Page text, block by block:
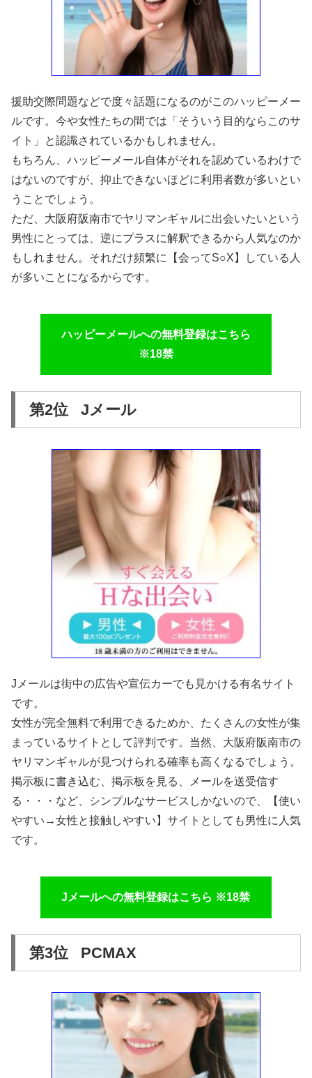
援助交際問題などで度々話題になるのがこのハッピーメー
ルです。今や女性たちの間では「そういう目的ならこのサ
イト」と認識されているかもしれません。
もちろん、ハッピーメール自体がそれを認めているわけで
はないのですが、抑止できないほどに利用者数が多いとい
うことでしょう。
ただ、大阪府阪南市でヤリマンギャルに出会いたいという
男性にとっては、逆にプラスに解釈できるから人気なのか
もしれません。それだけ頻繁に【会ってS○X】している人
が多いことになるからです。
ハッピーメールへの無料登録はこちら
※18禁
第2位 Jメール
Jメールは街中の広告や宣伝カーでも見かける有名サイト
です。
女性が完全無料で利用できるためか、たくさんの女性が集
まっているサイトとして評判です。当然、大阪府阪南市の
ヤリマンギャルが見つけられる確率も高くなるでしょう。
掲示板に書き込む、掲示板を見る、メールを送受信す
る・・・など、シンプルなサービスしかないので、【使い
やすい→女性と接触しやすい】サイトとしても男性に人気
です。
Jメールへの無料登録はこちら ※18禁
第3位 PCMAX